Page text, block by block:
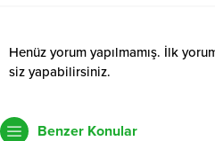
Henüz yorum yapılmamış. İlk
siz yapabilirsiniz.
Benzer Konular